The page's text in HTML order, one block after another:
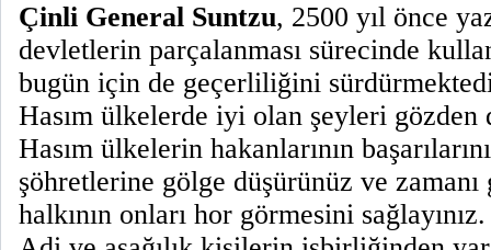
Çinli General Suntzu, 2500 yıl önce
devletlerin parçalanması sürecinde
bugün için de geçerliliğini
Hasım ülkelerde iyi olan şeyleri gözden
Hasım ülkelerin hakanlarının
şöhretlerine gölge düşürünüz ve
halkının onları hor görmesini sağlayınız.